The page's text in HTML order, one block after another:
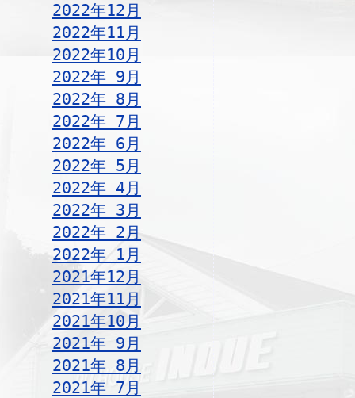
2022年12月
2022年11月
2022年10月
2022年 9月
2022年 8月
2022年 7月
2022年 6月
2022年 5月
2022年 4月
2022年 3月
2022年 2月
2022年 1月
2021年12月
2021年11月
2021年10月
2021年 9月
2021年 8月
2021年 7月